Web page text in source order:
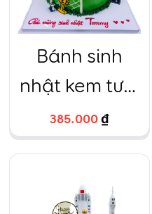
Bánh sinh
nhật kem tươi
sân gôn quả
bóng đá áo
385.000₫